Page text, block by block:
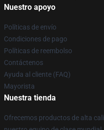
Nuestro apoyo
Políticas de envío
Condiciones de pago
Políticas de reembolso
Contáctenos
Ayuda al cliente (FAQ)
Mayorista
Nuestra tienda
Ofrecemos productos de alta